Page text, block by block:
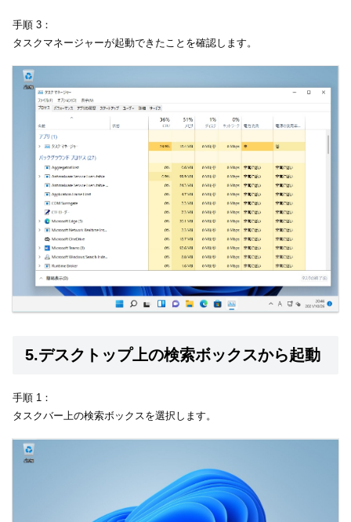
手順 3：
タスクマネージャーが起動できたことを確認します。
5.デスクトップ上の検索ボックスから起動
手順 1：
タスクバー上の検索ボックスを選択します。